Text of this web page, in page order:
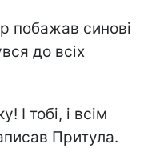
побажав синові
до всіх
І тобі, і всім
Притула.